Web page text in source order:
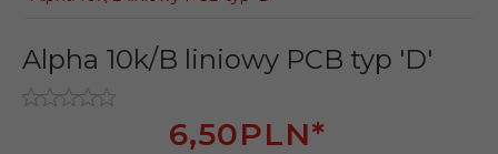
Alpha 10k/B liniowy PCB typ 'D'
6,50PLN*